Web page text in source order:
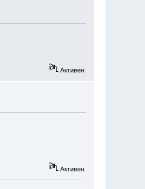
Активен
Активен